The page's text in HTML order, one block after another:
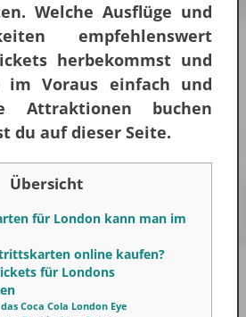
Welche Ausflüge und
empfehlenswert
herbekommst und
Voraus einfach und
Attraktionen buchen
du auf dieser Seite.
Übersicht
für London kann man im
online kaufen?
für Londons
Coca Cola London Eye